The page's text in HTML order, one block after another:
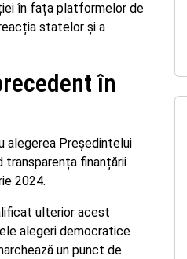
în fața platformelor de
statelor și a
în
alegerea Președintelui
transparența finanțării
2024.
ulterior acest
alegeri democratice
un punct de